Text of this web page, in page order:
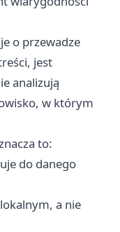
o przewadze
jest
analizują
w którym
to:
do danego
a nie